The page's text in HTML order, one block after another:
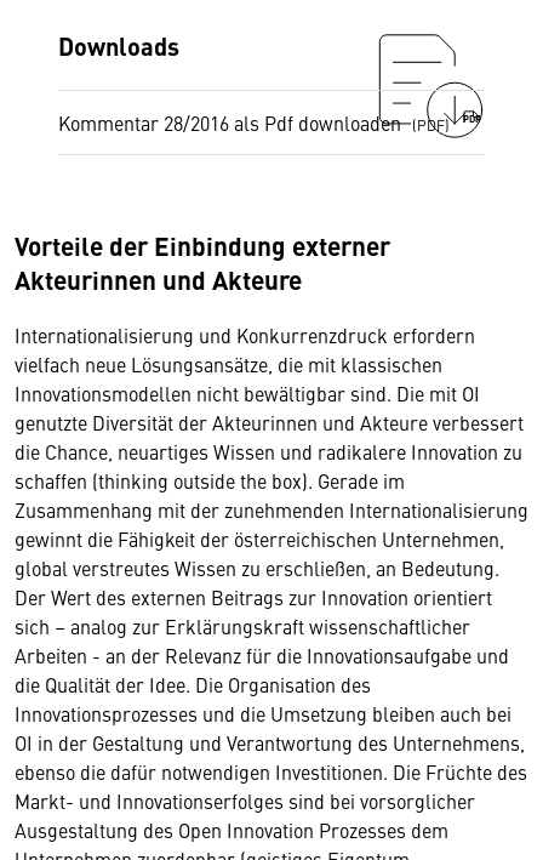
Downloads
Kommentar 28/2016 als Pdf downloaden PDF
Vorteile der Einbindung externer
Akteurinnen und Akteure
Internationalisierung und Konkurrenzdruck erfordern
vielfach neue Lösungsansätze, die mit klassischen
Innovationsmodellen nicht bewältigbar sind. Die mit OI
genutzte Diversität der Akteurinnen und Akteure verbessert
die Chance, neuartiges Wissen und radikalere Innovation zu
schaffen (thinking outside the box). Gerade im
Zusammenhang mit der zunehmenden Internationalisierung
gewinnt die Fähigkeit der österreichischen Unternehmen,
global verstreutes Wissen zu erschließen, an Bedeutung.
Der Wert des externen Beitrags zur Innovation orientiert
sich – analog zur Erklärungskraft wissenschaftlicher
Arbeiten - an der Relevanz für die Innovationsaufgabe und
die Qualität der Idee. Die Organisation des
Innovationsprozesses und die Umsetzung bleiben auch bei
OI in der Gestaltung und Verantwortung des Unternehmens,
ebenso die dafür notwendigen Investitionen. Die Früchte des
Markt- und Innovationserfolges sind bei vorsorglicher
Ausgestaltung des Open Innovation Prozesses dem